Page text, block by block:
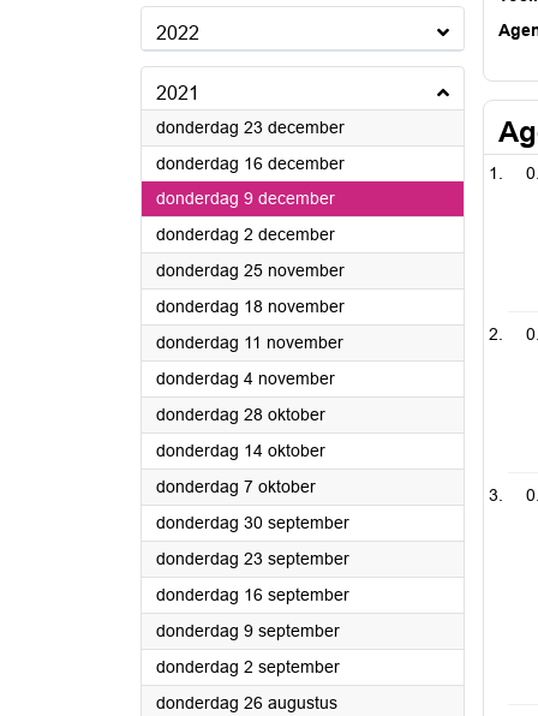
2022
2021
donderdag 23 december2021
donderdag 16 december2021
donderdag 9 december2021
donderdag 2 december2021
donderdag 25 november2021
donderdag 18 november2021
donderdag 11 november2021
donderdag 4 november2021
donderdag 28 oktober2021
donderdag 14 oktober2021
donderdag 7 oktober2021
donderdag 30 september2021
donderdag 23 september2021
donderdag 16 september2021
donderdag 9 september2021
donderdag 2 september2021
donderdag 26 augustus2021